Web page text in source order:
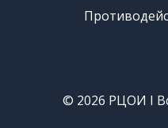
© 2026 РЦОИ I